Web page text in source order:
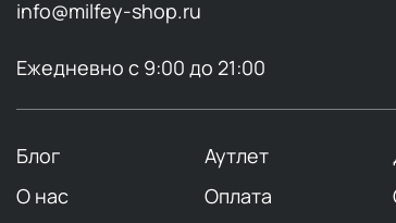
info@milfey-shop.ru
Ежедневно с 9:00 до 21:00
Блог Аутлет
О нас
Оплата